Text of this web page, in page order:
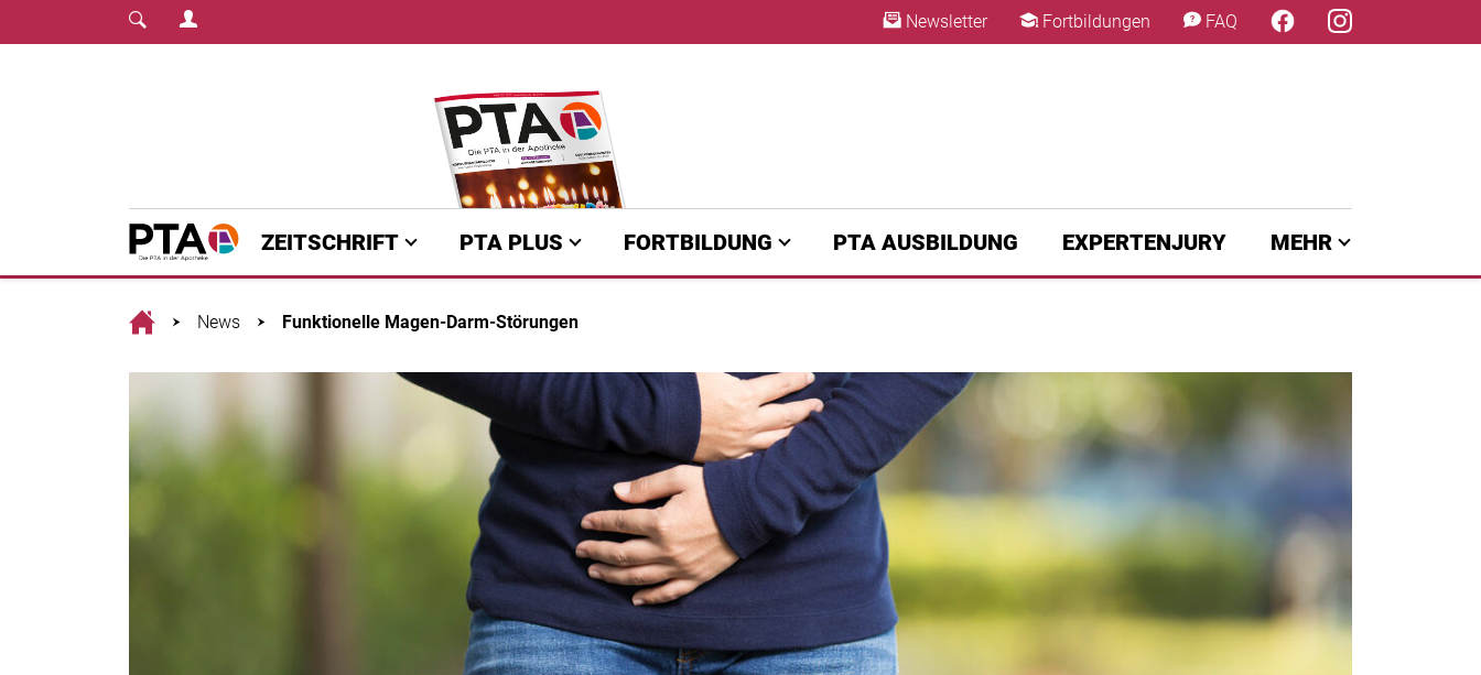
Login Menu Newsletter Fortbildungen FAQ
Home
ZEITSCHRIFT PTA PLUS FORTBILDUNG PTA AUSBILDUNG EXPERTENJURY MEHR
HomeNews Funktionelle Magen-Darm-­Störungen
×